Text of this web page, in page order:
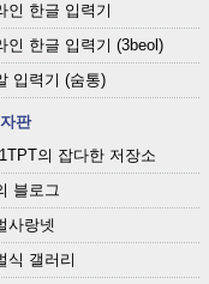
인 한글 입력기
인 한글 입력기 (3beol)
입력기 (숨통)
판
의 잡다한 저장소
블로그
사랑넷
식 갤러리